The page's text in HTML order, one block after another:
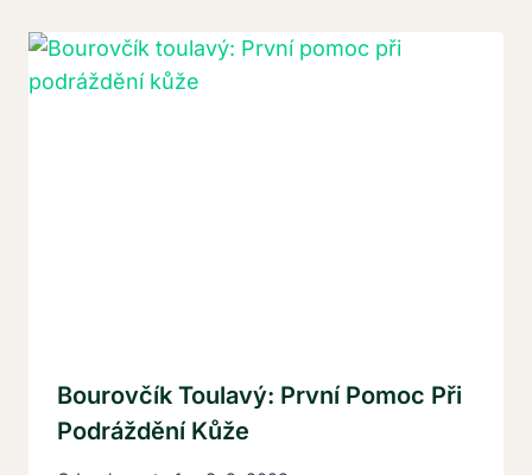
Bourovčík Toulavý: První Pomoc Při
Podráždění Kůže